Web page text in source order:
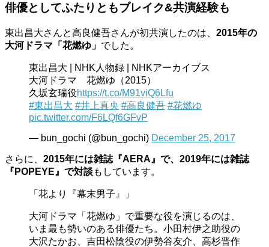
俳優としてふたりともブレイク&共演経験も
東出昌大さんと高良健吾さんが初共演したのは、 2015年の
大河ドラマ「花燃ゆ」 でした。
東出昌大 | NHK人物録 | NHKアーカイブス
大河ドラマ 花燃ゆ（2015）
久坂玄瑞役https://t.co/M91viQ6Lfu
#東出昌大 #井上真央 #高良健吾 #花燃ゆ
pic.twitter.com/F6LQf6GFvP
— bun_gochi (@bun_gochi) December 25, 2017
さらに、 2015年には雑誌『AERA』で、2019年には雑誌
『POPEYE』で対談もしています。
「花より『幕末男子』」
大河ドラマ「花燃ゆ」で重要な役を演じるのは、
いま最も勢いのある俳優たち。小田村伊之助役の
大沢たかお、吉田松陰役の伊勢谷友介、高杉晋作